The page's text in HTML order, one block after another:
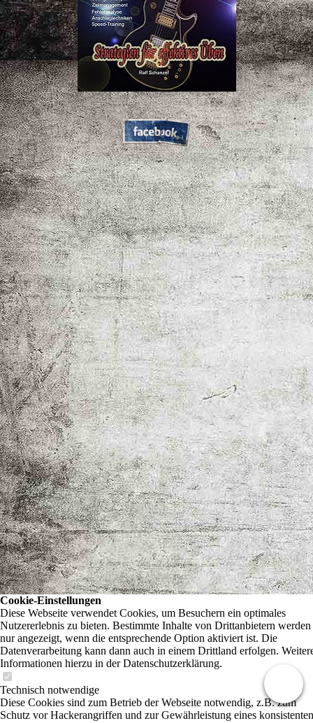
Cookie-Einstellungen
Diese Webseite verwendet Cookies, um Besuchern ein optimales
Nutzererlebnis zu bieten. Bestimmte Inhalte von Drittanbietern werden
nur angezeigt, wenn die entsprechende Option aktiviert ist. Die
Datenverarbeitung kann dann auch in einem Drittland erfolgen.
Informationen hierzu in der Datenschutzerklärung.
Technisch notwendige
Diese Cookies sind zum Betrieb der Webseite notwendig, z.B. zum
Schutz vor Hackerangriffen und zur Gewährleistung eines konsistenten